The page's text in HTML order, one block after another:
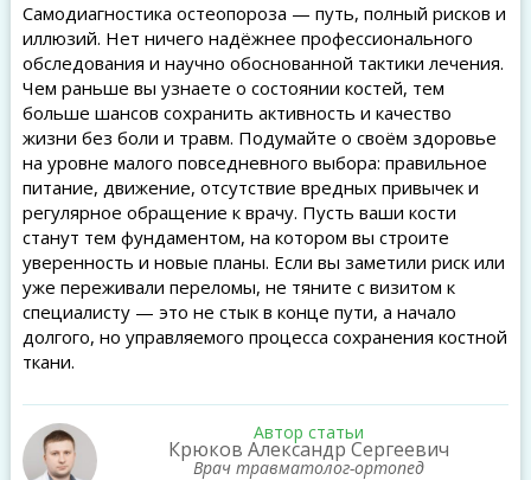
Самодиагностика остеопороза — путь, полный рисков и
иллюзий. Нет ничего надёжнее профессионального
обследования и научно обоснованной тактики лечения.
Чем раньше вы узнаете о состоянии костей, тем
больше шансов сохранить активность и качество
жизни без боли и травм. Подумайте о своём здоровье
на уровне малого повседневного выбора: правильное
питание, движение, отсутствие вредных привычек и
регулярное обращение к врачу. Пусть ваши кости
станут тем фундаментом, на котором вы строите
уверенность и новые планы. Если вы заметили риск или
уже переживали переломы, не тяните с визитом к
специалисту — это не стык в конце пути, а начало
долгого, но управляемого процесса сохранения костной
ткани.
Автор статьи
Крюков Александр Сергеевич
Врач травматолог-ортопед